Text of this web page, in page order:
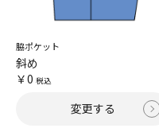
脇ポケット
斜め
￥0 税込
変更する